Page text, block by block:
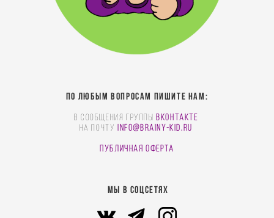
По любым вопросам пишите нам:
В сообщения группы Вконтакте
На почту
info@brainy-kid.ru
Публичная оферта
МЫ В СОЦСЕТЯХ